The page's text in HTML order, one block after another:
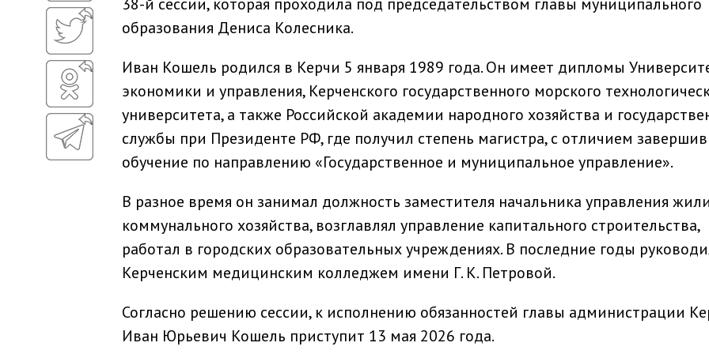
образования Дениса Колесника.
Иван Кошель родился в Керчи 5 января 1989 года. Он имеет дипломы
экономики и управления, Керченского государственного морского
университета, а также Российской академии народного хозяйства и
службы при Президенте РФ, где получил степень магистра, с отличием завершив
обучение по направлению «Государственное и муниципальное управление».
В разное время он занимал должность заместителя начальника управления
коммунального хозяйства, возглавлял управление капитального строительства,
работал в городских образовательных учреждениях. В последние годы
Керченским медицинским колледжем имени Г. К. Петровой.
Согласно решению сессии, к исполнению обязанностей главы администрации
Иван Юрьевич Кошель приступит 13 мая 2026 года.